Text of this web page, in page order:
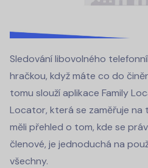
Sledování libovolného
hračkou, když máte co do
tomu slouží aplikace Family
Locator, která se zaměřuje na
měli přehled o tom, kde se
členové, je jednoduchá na
všechny.